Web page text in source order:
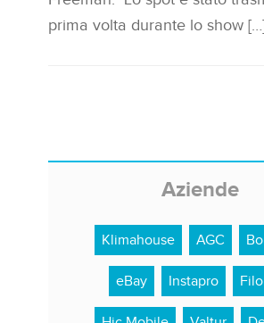
prima volta durante lo show
Aziende
Klimahouse AGC
eBay Instapro